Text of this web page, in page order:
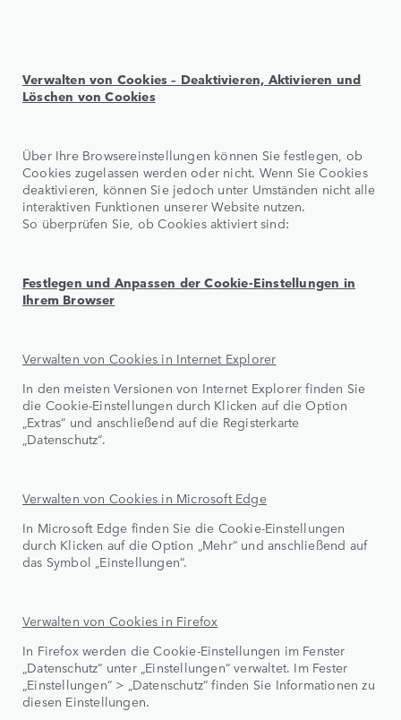
Verwalten von Cookies – Deaktivieren, Aktivieren und
Löschen von Cookies
Über Ihre Browsereinstellungen können Sie festlegen, ob
Cookies zugelassen werden oder nicht. Wenn Sie Cookies
deaktivieren, können Sie jedoch unter Umständen nicht alle
interaktiven Funktionen unserer Website nutzen.
So überprüfen Sie, ob Cookies aktiviert sind:
Festlegen und Anpassen der Cookie-Einstellungen in
Ihrem Browser
Verwalten von Cookies in Internet Explorer
In den meisten Versionen von Internet Explorer finden Sie
die Cookie-Einstellungen durch Klicken auf die Option
„Extras“ und anschließend auf die Registerkarte
„Datenschutz“.
Verwalten von Cookies in Microsoft Edge
In Microsoft Edge finden Sie die Cookie-Einstellungen
durch Klicken auf die Option „Mehr“ und anschließend auf
das Symbol „Einstellungen“.
Verwalten von Cookies in Firefox
In Firefox werden die Cookie-Einstellungen im Fenster
„Datenschutz“ unter „Einstellungen“ verwaltet. Im Fester
„Einstellungen“ > „Datenschutz“ finden Sie Informationen zu
diesen Einstellungen.